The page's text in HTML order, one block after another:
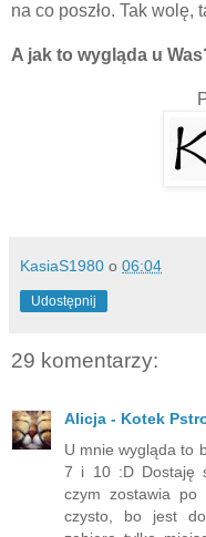
na co poszło. Tak wolę,
A jak to wygląda u
KasiaS1980 o 06:04
Udostępnij
29 komentarzy:
Alicja - Kotek
U mnie wygląda to
7 i 10 :D Dostaję
czym zostawia po
czysto, bo jest